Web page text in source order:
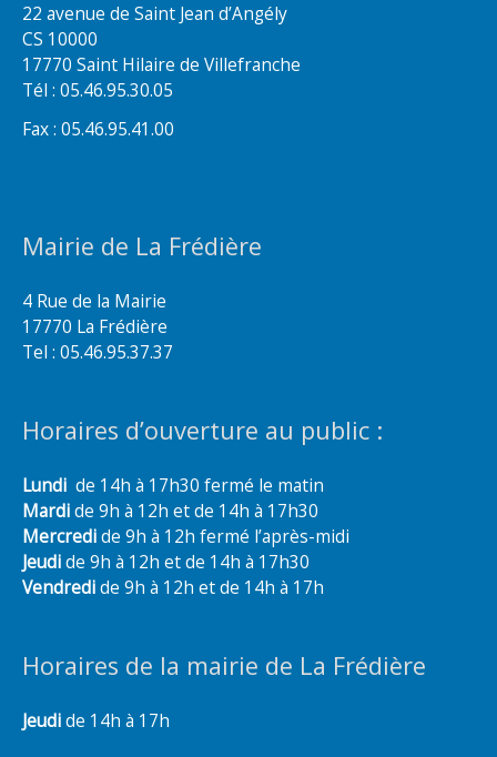
22 avenue de Saint Jean d’Angély
CS 10000
17770 Saint Hilaire de Villefranche
Tél : 05.46.95.30.05
Fax : 05.46.95.41.00
Mairie de La Frédière
4 Rue de la Mairie
17770 La Frédière
Tel : 05.46.95.37.37
Horaires d’ouverture au public :
Lundi de 14h à 17h30 fermé le matin
Mardide 9h à 12h et de 14h à 17h30
Mercredide 9h à 12h fermé l’après-midi
Jeudide 9h à 12h et de 14h à 17h30
Vendredide 9h à 12h et de 14h à 17h
Horaires de la mairie de La Frédière
Jeudide 14h à 17h